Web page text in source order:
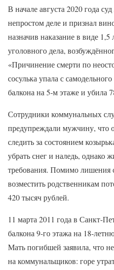
В начале августа 2020 года
непростом деле и признал
назначив наказание в виде
уголовного дела,
«Причинение смерти по
сосулька упала с
балкона на 5-м этаже и убила
Сотрудники коммунальных
предупреждали мужчину, что
следить за состоянием
убрать снег и наледь, однако
требования. Помимо лишения
возместить родственникам
420 тысяч рублей.
11 марта 2011 года в Санкт-
балкона 9-го этажа на 18-
Мать погибшей заявила, что
на коммунальщиков: горе